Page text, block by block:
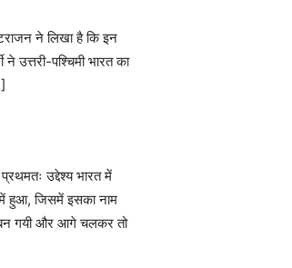
ने लिखा है कि इन
उत्तरी-पश्चिमी भारत का
उद्देश्य भारत में
में हुआ, जिसमें इसका नाम
बन गयी और आगे चलकर तो